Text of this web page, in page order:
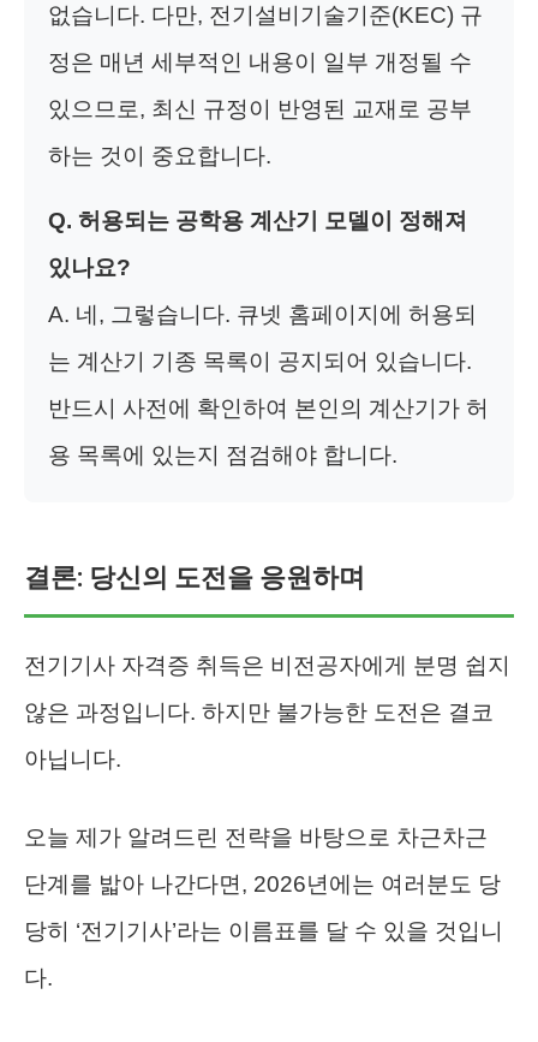
없습니다. 다만, 전기설비기술기준(KEC) 규
정은 매년 세부적인 내용이 일부 개정될 수
있으므로, 최신 규정이 반영된 교재로 공부
하는 것이 중요합니다.
Q. 허용되는 공학용 계산기 모델이 정해져
있나요?
A. 네, 그렇습니다. 큐넷 홈페이지에 허용되
는 계산기 기종 목록이 공지되어 있습니다.
반드시 사전에 확인하여 본인의 계산기가 허
용 목록에 있는지 점검해야 합니다.
결론: 당신의 도전을 응원하며
전기기사 자격증 취득은 비전공자에게 분명 쉽지
않은 과정입니다. 하지만 불가능한 도전은 결코
아닙니다.
오늘 제가 알려드린 전략을 바탕으로 차근차근
단계를 밟아 나간다면, 2026년에는 여러분도 당
당히 ‘전기기사’라는 이름표를 달 수 있을 것입니
다.